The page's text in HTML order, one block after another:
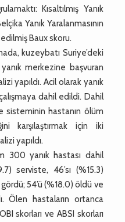
Kısaltılmış Yanık
Yanık Yaralanmasının
Baux skoru.
kuzeybatı Suriye’deki
merkezine başvuran
yapıldı. Acil olarak yanık
dahil edildi. Dahil
sisteminin hastanın ölüm
karşılaştırmak için iki
yapıldı.
300 yanık hastası dahil
serviste, 46’sı (%15.3)
54’ü (%18.0) öldü ve
Ölen hastaların ortanca
skorları ve ABSI skorları